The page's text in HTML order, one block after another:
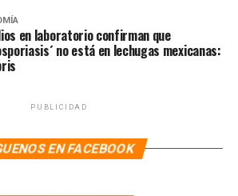
en laboratorio confirman que
no está en lechugas mexicanas:
PUBLICIDAD
EN FACEBOOK